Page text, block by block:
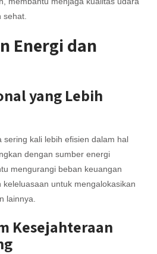
Energi dan
yang Lebih
sering kali lebih efisien dalam hal
dengan sumber energi
mengurangi beban keuangan
untuk mengalokasikan
lainnya.
Kesejahteraan